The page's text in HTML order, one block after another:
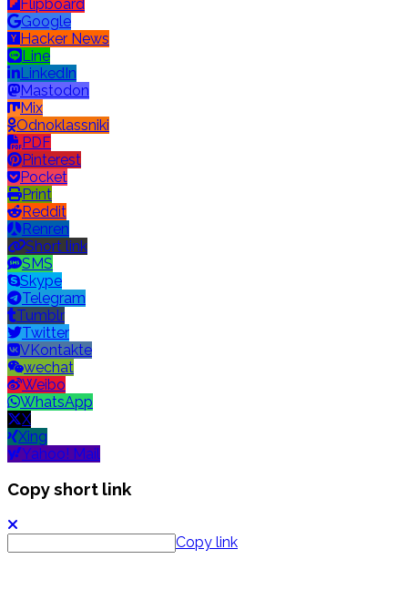
Flipboard
Google
Hacker News
Line
LinkedIn
Mastodon
Mix
Odnoklassniki
PDF
Pinterest
Pocket
Print
Reddit
Renren
Short link
SMS
Skype
Telegram
Tumblr
Twitter
VKontakte
wechat
Weibo
WhatsApp
X
Xing
Yahoo! Mail
Copy short link
Copy link